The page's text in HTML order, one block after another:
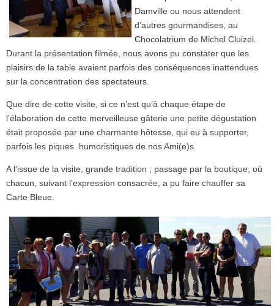
Damville ou nous attendent
d’autres gourmandises, au
Chocolatrium de Michel Cluizel.
Durant la présentation filmée, nous avons pu constater que les
plaisirs de la table avaient parfois des conséquences inattendues
sur la concentration des spectateurs.
Que dire de cette visite, si ce n’est qu’à chaque étape de
l’élaboration de cette merveilleuse gâterie une petite dégustation
était proposée par une charmante hôtesse, qui eu à supporter,
parfois les piques humoristiques de nos Ami(e)s.
A l’issue de la visite, grande tradition ; passage par la boutique, où
chacun, suivant l’expression consacrée, a pu faire chauffer sa
Carte Bleue.